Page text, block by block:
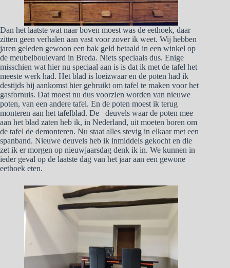
Dan het laatste wat naar boven moest was de eethoek, daar
zitten geen verhalen aan vast voor zover ik weet. Wij hebben
jaren geleden gewoon een bak geld betaald in een winkel op
de meubelboulevard in Breda. Niets speciaals dus. Enige
misschien wat hier nu speciaal aan is is dat ik met de tafel het
meeste werk had. Het blad is loeizwaar en de poten had ik
destijds bij aankomst hier gebruikt om tafel te maken voor het
gasfornuis. Dat moest nu dus voorzien worden van nieuwe
poten, van een andere tafel. En de poten moest ik terug
monteren aan het tafelblad. De deuvels waar de poten mee
aan het blad zaten heb ik, in Nederland, uit moeten boren om
de tafel de demonteren. Nu staat alles stevig in elkaar met een
spanband. Nieuwe deuvels heb ik inmiddels gekocht en die
zet ik er morgen op nieuwjaarsdag denk ik in. We kunnen in
ieder geval op de laatste dag van het jaar aan een gewone
eethoek eten.